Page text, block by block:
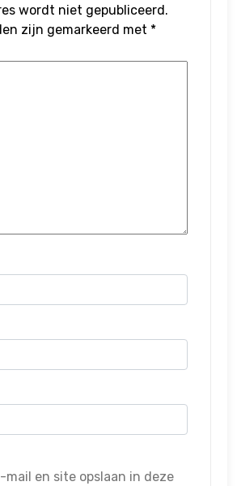
wordt niet gepubliceerd.
zijn gemarkeerd met *
mail en site opslaan in deze